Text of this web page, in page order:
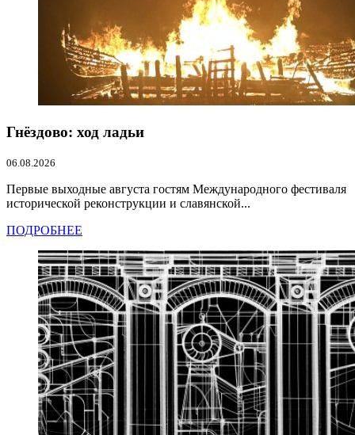
Гнёздово: ход ладьи
06.08.2026
Первые выходные августа гостям Международного фестиваля
исторической реконструкции и славянской...
ПОДРОБНЕЕ